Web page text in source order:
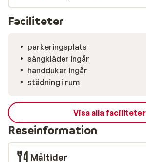
Faciliteter
parkeringsplats
sängkläder ingår
handdukar ingår
städning i rum
Visa alla faciliteter
Reseinformation
Måltider